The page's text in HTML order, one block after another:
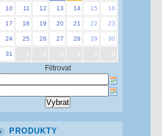
10 11 12 13 14 15 16
17 18 19 20 21 22 23
24 25 26 27 28 29 30
31 3 5
Filtrovat
PRODUKTY